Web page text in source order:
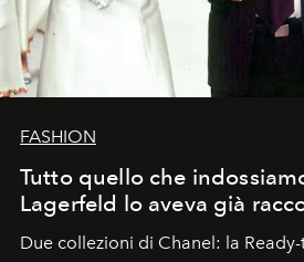
FASHION
Tutto quello che
Lagerfeld lo aveva già
Due collezioni di Chanel: la